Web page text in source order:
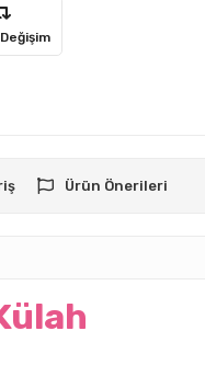
Ürün Önerileri